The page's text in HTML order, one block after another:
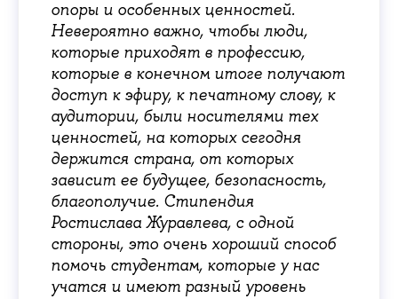
опоры и особенных ценностей.
Невероятно важно, чтобы люди,
которые приходят в профессию,
которые в конечном итоге получают
доступ к эфиру, к печатному слову, к
аудитории, были носителями тех
ценностей, на которых сегодня
держится страна, от которых
зависит ее будущее, безопасность,
благополучие. Стипендия
Ростислава Журавлева, с одной
стороны, это очень хороший способ
помочь студентам, которые у нас
учатся и имеют разный уровень